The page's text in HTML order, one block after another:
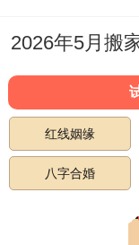
部分口舌之争
但整个利于开
流、通讯、旅
及那些希望借
者。
3.2 2026年12
红线姻缘
八字合婚